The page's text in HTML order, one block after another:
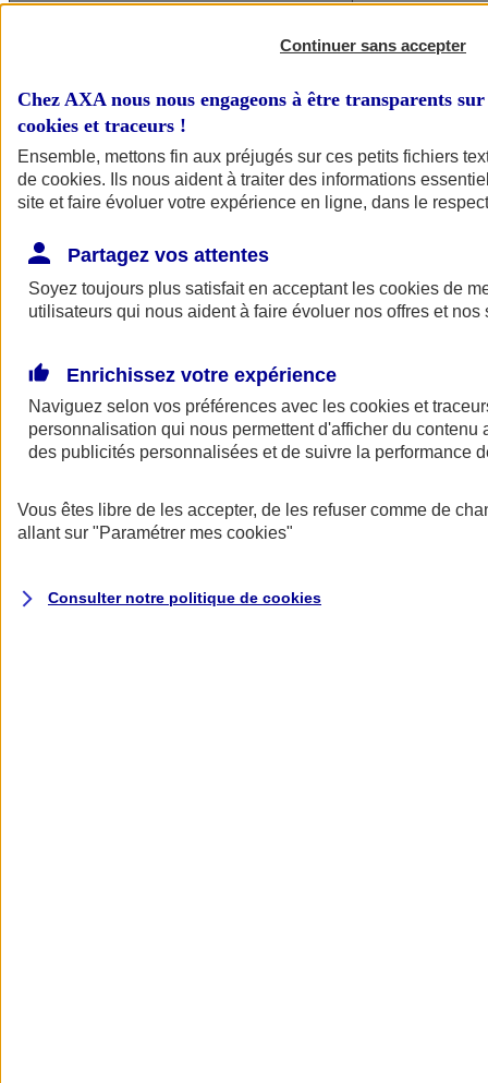
AXA Assurance
Continuer sans accepter
Chez AXA nous nous engageons à être transparents
cookies et traceurs !
Ensemble, mettons fin aux préjugés sur ces petits fichiers
de cookies. Ils nous aident à traiter des informations
site et faire évoluer votre expérience en ligne, dans le
Partagez vos attentes
Soyez toujours plus satisfait en acceptant les cookies de
utilisateurs qui nous aident à faire évoluer nos offres et nos
Enrichissez votre expérience
Naviguez selon vos préférences avec les cookies et
personnalisation qui nous permettent d'afficher du contenu
des publicités personnalisées et de suivre la performance
Vous êtes libre de les accepter, de les refuser comme de
allant sur "Paramétrer mes cookies"
Consulter notre politique de cookies